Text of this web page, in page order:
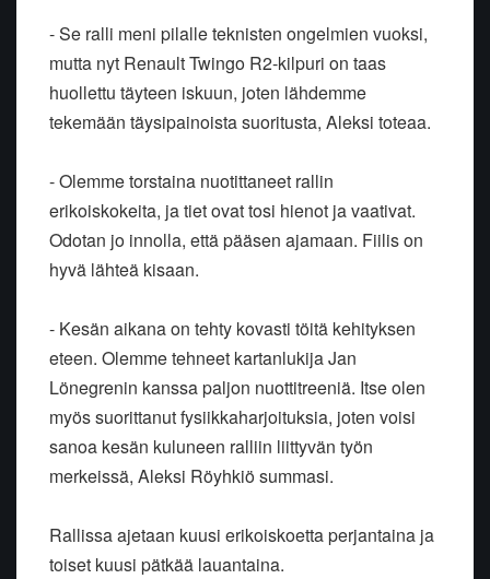
- Se ralli meni pilalle teknisten ongelmien vuoksi,
mutta nyt Renault Twingo R2-kilpuri on taas
huollettu täyteen iskuun, joten lähdemme
tekemään täysipainoista suoritusta, Aleksi toteaa.
- Olemme torstaina nuotittaneet rallin
erikoiskokeita, ja tiet ovat tosi hienot ja vaativat.
Odotan jo innolla, että pääsen ajamaan. Fiilis on
hyvä lähteä kisaan.
- Kesän aikana on tehty kovasti töitä kehityksen
eteen. Olemme tehneet kartanlukija Jan
Lönegrenin kanssa paljon nuottitreeniä. Itse olen
myös suorittanut fysiikkaharjoituksia, joten voisi
sanoa kesän kuluneen ralliin liittyvän työn
merkeissä, Aleksi Röyhkiö summasi.
Rallissa ajetaan kuusi erikoiskoetta perjantaina ja
toiset kuusi pätkää lauantaina.